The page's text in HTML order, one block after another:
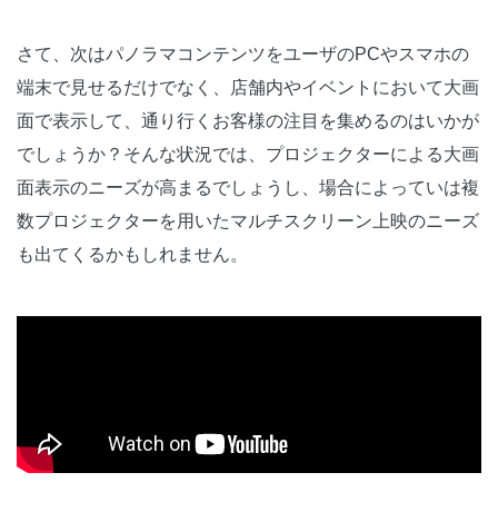
さて、次はパノラマコンテンツをユーザのPCやスマホの
端末で見せるだけでなく、店舗内やイベントにおいて大画
面で表示して、通り行くお客様の注目を集めるのはいかが
でしょうか？そんな状況では、プロジェクターによる大画
面表示のニーズが高まるでしょうし、場合によっていは複
数プロジェクターを用いたマルチスクリーン上映のニーズ
も出てくるかもしれません。